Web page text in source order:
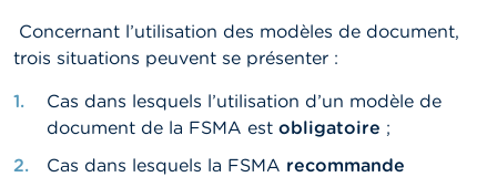
e
e
g
d
Concernant l’utilisation des modèles de document,
trois situations peuvent se présenter :
Cas dans lesquels l’utilisation d’un modèle de
document de la FSMA est obligatoire ;
Cas dans lesquels la FSMA recommande